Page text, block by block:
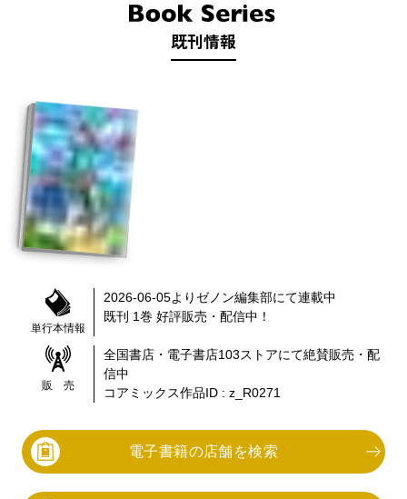
既刊情報
単行本情報
2026-06-05より ゼノン編集部にて連載中
既刊 1巻 好評販売・配信中！
販 売
全国書店・電子書店103ストアにて絶賛販売・配
信中
コアミックス作品ID : z_R0271
電子書籍の店舗を検索